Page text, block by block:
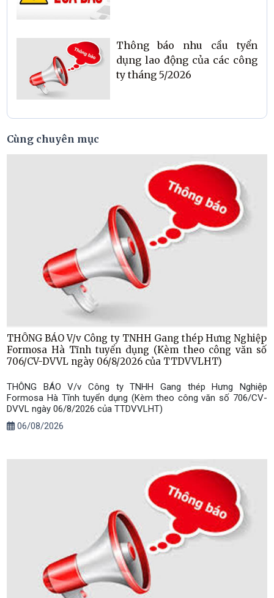
Thông báo nhu cầu tyển
dụng lao động của các công
ty tháng 5/2026
Cùng chuyên mục
THÔNG BÁO V/v Công ty TNHH Gang thép Hưng Nghiệp
Formosa Hà Tĩnh tuyển dụng (Kèm theo công văn số
706/CV-DVVL ngày 06/8/2026 của TTDVVLHT)
THÔNG BÁO V/v Công ty TNHH Gang thép Hưng Nghiệp
Formosa Hà Tĩnh tuyển dụng (Kèm theo công văn số 706/CV-
DVVL ngày 06/8/2026 của TTDVVLHT)
06/08/2026